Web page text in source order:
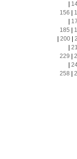
156
185
200|
229
258